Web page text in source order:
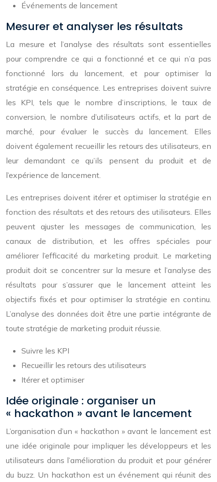
Événements de lancement
Mesurer et analyser les résultats
La mesure et l’analyse des résultats sont essentielles
pour comprendre ce qui a fonctionné et ce qui n’a pas
fonctionné lors du lancement, et pour optimiser la
stratégie en conséquence. Les entreprises doivent suivre
les KPI, tels que le nombre d’inscriptions, le taux de
conversion, le nombre d’utilisateurs actifs, et la part de
marché, pour évaluer le succès du lancement. Elles
doivent également recueillir les retours des utilisateurs, en
leur demandant ce qu’ils pensent du produit et de
l’expérience de lancement.
Les entreprises doivent itérer et optimiser la stratégie en
fonction des résultats et des retours des utilisateurs. Elles
peuvent ajuster les messages de communication, les
canaux de distribution, et les offres spéciales pour
améliorer l’efficacité du marketing produit. Le marketing
produit doit se concentrer sur la mesure et l’analyse des
résultats pour s’assurer que le lancement atteint les
objectifs fixés et pour optimiser la stratégie en continu.
L’analyse des données doit être une partie intégrante de
toute stratégie de marketing produit réussie.
Suivre les KPI
Recueillir les retours des utilisateurs
Itérer et optimiser
Idée originale : organiser un
« hackathon » avant le lancement
L’organisation d’un « hackathon » avant le lancement est
une idée originale pour impliquer les développeurs et les
utilisateurs dans l’amélioration du produit et pour générer
du buzz. Un hackathon est un événement qui réunit des